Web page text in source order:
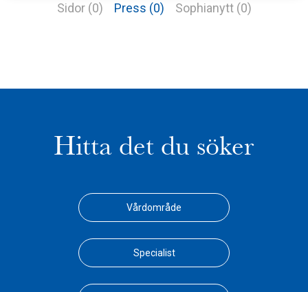
Sidor (0) Press (0) Sophianytt (0)
Hitta det du söker
Vårdområde
Specialist